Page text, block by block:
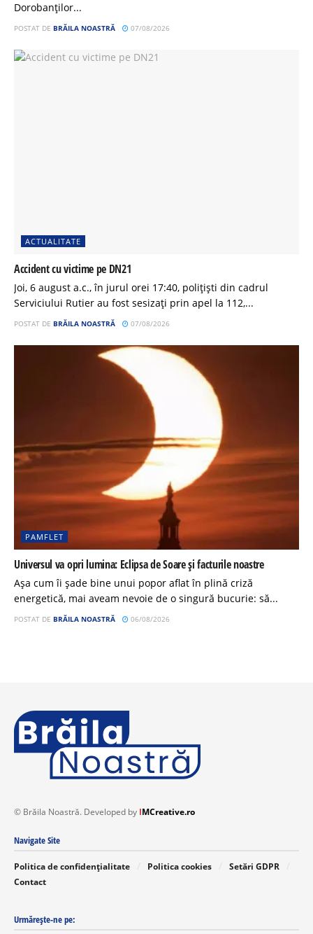
Dorobanților...
POSTAT DE BRĂILA NOASTRĂ 07/08/2026
ACTUALITATE
Accident cu victime pe DN21
Joi, 6 august a.c., în jurul orei 17:40, polițiști din cadrul
Serviciului Rutier au fost sesizați prin apel la 112,...
POSTAT DE BRĂILA NOASTRĂ 07/08/2026
PAMFLET
Universul va opri lumina: Eclipsa de Soare și facturile noastre
Așa cum îi șade bine unui popor aflat în plină criză
energetică, mai aveam nevoie de o singură bucurie: să...
POSTAT DE BRĂILA NOASTRĂ 06/08/2026
© Brăila Noastră. Developed by IMCreative.ro
Navigate Site
Politica de confidențialitate Politica cookies
Setări GDPR
Contact
Urmărește-ne pe: